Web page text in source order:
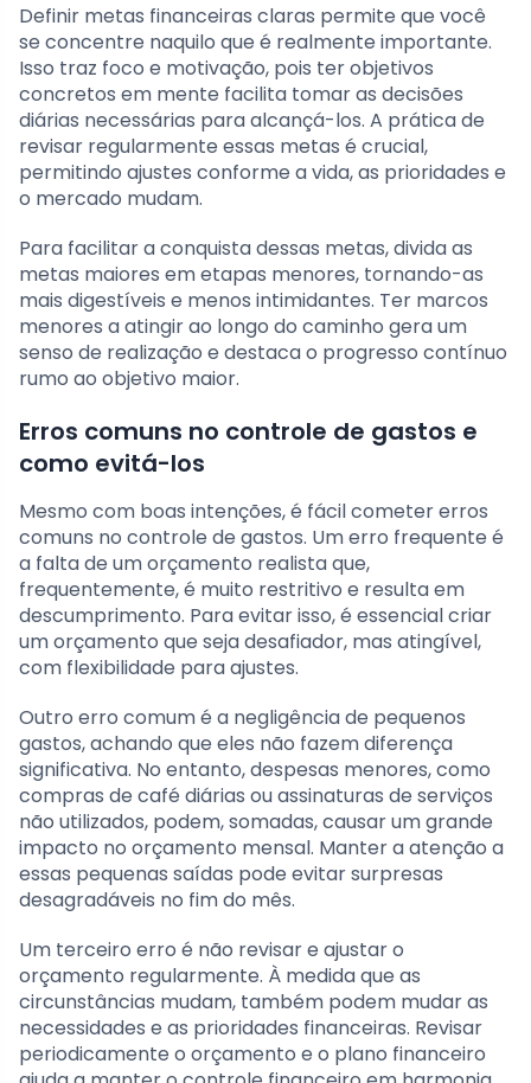
Definir metas financeiras claras permite que você
se concentre naquilo que é realmente importante.
Isso traz foco e motivação, pois ter objetivos
concretos em mente facilita tomar as decisões
diárias necessárias para alcançá-los. A prática de
revisar regularmente essas metas é crucial,
permitindo ajustes conforme a vida, as prioridades e
o mercado mudam.
Para facilitar a conquista dessas metas, divida as
metas maiores em etapas menores, tornando-as
mais digestíveis e menos intimidantes. Ter marcos
menores a atingir ao longo do caminho gera um
senso de realização e destaca o progresso contínuo
rumo ao objetivo maior.
Erros comuns no controle de gastos e
como evitá-los
Mesmo com boas intenções, é fácil cometer erros
comuns no controle de gastos. Um erro frequente é
a falta de um orçamento realista que,
frequentemente, é muito restritivo e resulta em
descumprimento. Para evitar isso, é essencial criar
um orçamento que seja desafiador, mas atingível,
com flexibilidade para ajustes.
Outro erro comum é a negligência de pequenos
gastos, achando que eles não fazem diferença
significativa. No entanto, despesas menores, como
compras de café diárias ou assinaturas de serviços
não utilizados, podem, somadas, causar um grande
impacto no orçamento mensal. Manter a atenção a
essas pequenas saídas pode evitar surpresas
desagradáveis no fim do mês.
Um terceiro erro é não revisar e ajustar o
orçamento regularmente. À medida que as
circunstâncias mudam, também podem mudar as
necessidades e as prioridades financeiras. Revisar
periodicamente o orçamento e o plano financeiro